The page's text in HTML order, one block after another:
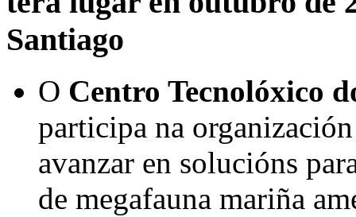
Santiago
O Centro Tecnolóxico
participa na
avanzar en solucións
de megafauna mariña